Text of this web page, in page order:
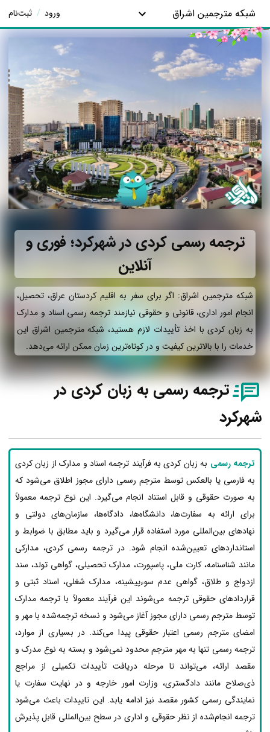
شبکه مترجمین اشراق ورود / ثبت‌نام
ترجمه رسمی کردی در شهرکرد؛ فوری و
آنلاین
شبکه مترجمین اشراق: اگر برای سفر به اقلیم کردستان عراق، تحصیل،
انجام امور اداری، قانونی و حقوقی نیازمند ترجمه رسمی اسناد و مدارک
به زبان کردی با اخذ تأییدات لازم هستید، شبکه مترجمین اشراق این
خدمات را با بالاترین کیفیت و در کوتاه‌ترین زمان ممکن ارائه می‌دهد.
ترجمه رسمی به زبان کردی در
شهرکرد
ترجمه رسمی به زبان کردی به فرآیند ترجمه اسناد و مدارک از زبان کردی
به فارسی یا بالعکس توسط مترجم رسمی دارای مجوز اطلاق می‌شود که
به صورت حقوقی و قابل استناد انجام می‌گیرد. این نوع ترجمه معمولاً
برای ارائه به سفارت‌ها، دانشگاه‌ها، دادگاه‌ها، سازمان‌های دولتی و
نهادهای بین‌المللی مورد استفاده قرار می‌گیرد و باید مطابق با ضوابط و
استانداردهای تعیین‌شده انجام شود. در ترجمه رسمی کردی، مدارکی
مانند شناسنامه، کارت ملی، پاسپورت، مدارک تحصیلی، گواهی تولد، سند
ازدواج و طلاق، گواهی عدم سوءپیشینه، مدارک شغلی، اسناد ثبتی و
قراردادهای حقوقی ترجمه می‌شوند این فرآیند معمولاً با ترجمه مدارک
توسط مترجم رسمی دارای مجوز آغاز می‌شود و نسخه ترجمه‌شده با مهر و
امضای مترجم رسمی اعتبار حقوقی پیدا می‌کند. در بسیاری از موارد،
ترجمه رسمی تنها به مهر مترجم محدود نمی‌شود و بسته به نوع مدرک و
مقصد ارائه، می‌تواند تا مرحله دریافت تأییدات تکمیلی از مراجع
ذی‌صلاح مانند دادگستری، وزارت امور خارجه و در نهایت سفارت یا
نمایندگی رسمی کشور مقصد نیز ادامه یابد. این تاییدات باعث می‌شود
ترجمه انجام‌شده از نظر حقوقی و اداری در سطح بین‌المللی قابل پذیرش